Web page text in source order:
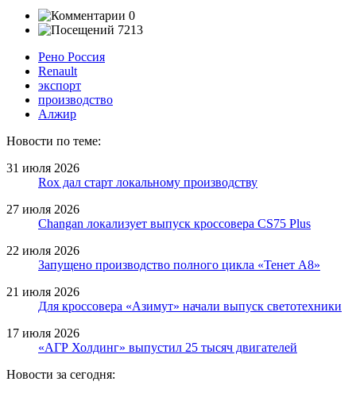
0
7213
Рено Россия
Renault
экспорт
производство
Алжир
Новости по теме:
31 июля 2026
Rox дал старт локальному производству
27 июля 2026
Changan локализует выпуск кроссовера CS75 Plus
22 июля 2026
Запущено производство полного цикла «Тенет A8»
21 июля 2026
Для кроссовера «Азимут» начали выпуск светотехники
17 июля 2026
«АГР Холдинг» выпустил 25 тысяч двигателей
Новости за сегодня: